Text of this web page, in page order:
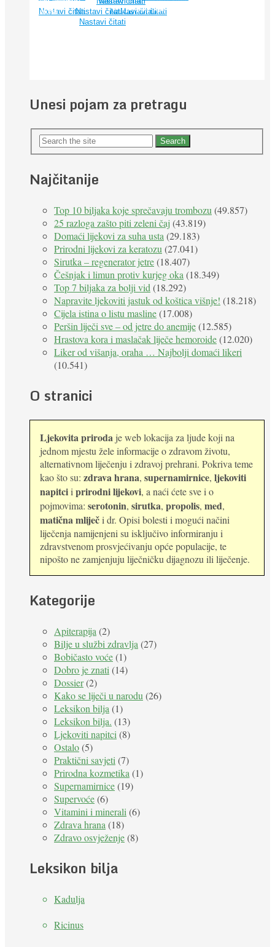
širom svijeta. Osim ...
Nastavi čitati
može prouzročiti ...
Nastavi čitati
je: cvjetni pelud! »Pčelinji pelud« ulazi u grupu najkompletnije
Nastavi čitati
Nastavi čitati
Vlakna ...
Nastavi čitati
Unesi pojam za pretragu
Najčitanije
Top 10 biljaka koje sprečavaju trombozu (49.857)
25 razloga zašto piti zeleni čaj (43.819)
Domaći lijekovi za suha usta (29.183)
Prirodni lijekovi za keratozu (27.041)
Sirutka – regenerator jetre(18.407)
Češnjak i limun protiv kurjeg oka (18.349)
Top 7 biljaka za bolji vid (18.292)
Napravite ljekoviti jastuk od koštica višnje! (18.218)
Cijela istina o listu masline(17.008)
Peršin liječi sve – od jetre do anemije(12.585)
Hrastova kora i maslačak liječe hemoroide(12.020)
Liker od višanja, oraha … Najbolji domaći likeri
(10.541)
O stranici
Ljekovita priroda je web lokacija za ljude koji na
jednom mjestu žele informacije o zdravom životu,
alternativnom liječenju i zdravoj prehrani. Pokriva teme
kao što su: zdrava hrana, supernamirnice, ljekoviti
napitcii prirodni lijekovi, a naći ćete sve i o
pojmovima: serotonin, sirutka, propolis, med,
matična mliječi dr. Opisi bolesti i mogući načini
liječenja namijenjeni su isključivo informiranju i
zdravstvenom prosvjećivanju opće populacije, te
nipošto ne zamjenjuju liječničku dijagnozu ili liječenje.
Kategorije
Apiterapija (2)
Bilje u službi zdravlja (27)
Bobičasto voće(1)
Dobro je znati (14)
Dossier(2)
Kako se liječi u narodu (26)
Leksikon bilja (1)
Leksikon bilja. (13)
Ljekoviti napitci (8)
Ostalo(5)
Praktični savjeti (7)
Prirodna kozmetika (1)
Supernamirnice(19)
Supervoće(6)
Vitamini i minerali (6)
Zdrava hrana (18)
Zdravo osvježenje(8)
Leksikon bilja
Kadulja
Ricinus